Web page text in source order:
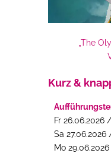
„The
Kurz &
Fr 26.06.2026
Sa 27.06.2026
Mo